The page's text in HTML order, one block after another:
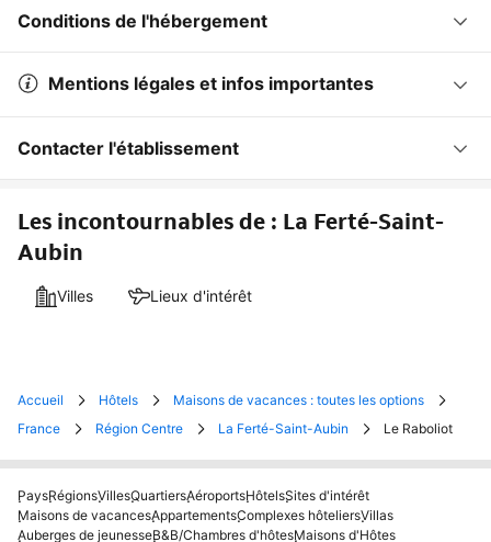
Conditions de l'hébergement
Mentions légales et infos importantes
Contacter l'établissement
Les incontournables de : La Ferté-Saint-
Aubin
Villes Lieux d'intérêt
Accueil Hôtels
Maisons de vacances : toutes les options
France
Région Centre La Ferté-Saint-Aubin Le Raboliot
PaysRégionsVillesQuartiersAéroportsHôtelsSites d'intérêt
Maisons de vacancesAppartementsComplexes hôteliersVillas
Auberges de jeunesseB&B/Chambres d'hôtesMaisons d'Hôtes